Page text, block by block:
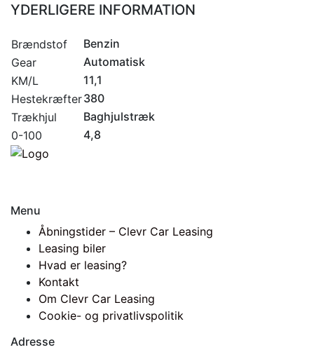
YDERLIGERE INFORMATION
Brændstof
Benzin
Gear
Automatisk
KM/L
11,1
Hestekræfter380
Trækhjul
Baghjulstræk
0-100
4,8
Menu
Åbningstider – Clevr Car Leasing
Leasing biler
Hvad er leasing?
Kontakt
Om Clevr Car Leasing
Cookie- og privatlivspolitik
Adresse